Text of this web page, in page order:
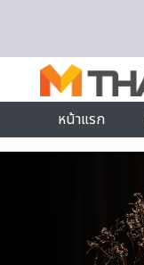
หน้าแรก